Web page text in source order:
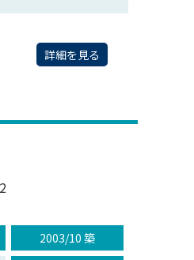
詳細を見る
2003/10 築